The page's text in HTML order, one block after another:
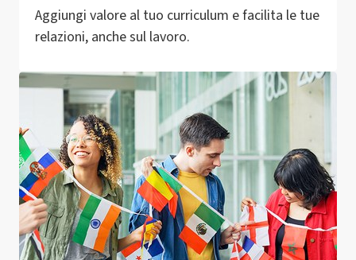
Aggiungi valore al tuo curriculum e facilita le tue
relazioni, anche sul lavoro.